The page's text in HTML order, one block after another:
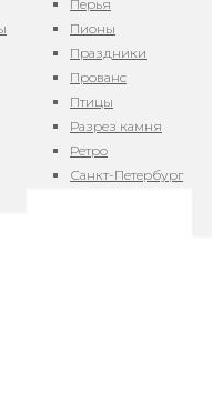
Перья
Пионы
Праздники
Прованс
Птицы
Разрез камня
Ретро
Санкт-Петербург